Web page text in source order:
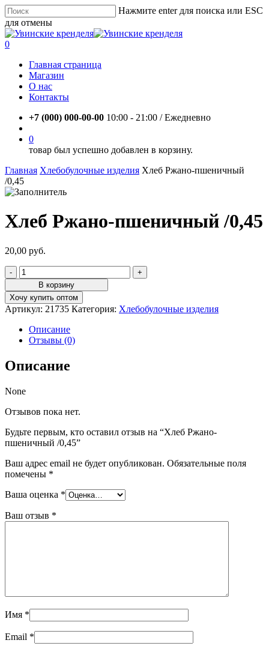
Skip
to
main
content
Нажмите enter для поиска или ESC
для отмены
Close
Search
account
0
Главная страница
Магазин
О нас
Контакты
+7 (000) 000-00-00 10:00 - 21:00 / Eжедневно
0
товар был успешно добавлен в корзину.
Главная Хлебобулочные изделия Хлеб Ржано-пшеничный
/0,45
Хлеб Ржано-пшеничный /0,45
20,00 руб.
Количество
товара
Хлеб
Ржано-
пшеничный
/0,45
В корзину
Хочу купить оптом
Артикул: 21735 Категория: Хлебобулочные изделия
Описание
Отзывы (0)
Описание
None
Отзывов пока нет.
Будьте первым, кто оставил отзыв на “Хлеб Ржано-
пшеничный /0,45”
Ваш адрес email не будет опубликован. Обязательные поля
помечены *
Ваша оценка *
Ваш отзыв *
Имя *
Email *